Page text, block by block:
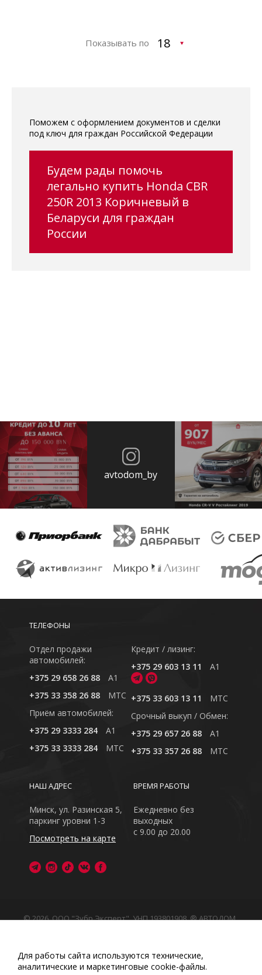
Показывать по
Поможем с оформлением документов и сделки
под ключ для граждан Российской Федерации
Будем рады помочь
легально купить Honda CBR
250R 2013 Коричневый в
Беларуси для граждан
России
avtodom_by
ТЕЛЕФОНЫ
Отдел продажи
автомобилей:
+375 29 658 26 88
A1
+375 33 358 26 88
MTC
Приём автомобилей:
+375 29 3333 284
A1
+375 33 3333 284
MTC
Кредит / лизинг:
+375 29 603 13 11
A1
+375 33 603 13 11
MTC
Cрочный выкуп / Обмен:
+375 29 657 26 88
A1
+375 33 357 26 88
MTC
ВРЕМЯ РАБОТЫ
Ежедневно без
выходных
с 9.00 до 20.00
НАШ АДРЕС
Минск, ул. Разинская 5,
паркинг уровни 1-3
Посмотреть на карте
© 2026, ООО "Зубр Эксперт", УНП 193801908. ® АВТОДОМ
Обращаем Ваше внимание на то, что данный интернет-
сайт носит исключительно информационный характер
Любое использование либо копирование материалов
Для работы сайта используются технические,
аналитические и маркетинговые сооkіе-файлы.